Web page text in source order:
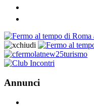
Annunci